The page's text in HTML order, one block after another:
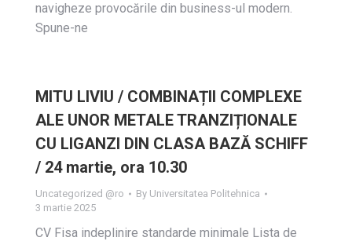
navigheze provocările din business-ul modern.
Spune-ne
MITU LIVIU / COMBINAȚII COMPLEXE
ALE UNOR METALE TRANZIȚIONALE
CU LIGANZI DIN CLASA BAZĂ SCHIFF
/ 24 martie, ora 10.30
Uncategorized @ro By Universitatea Politehnica
3 martie 2025
CV Fisa indeplinire standarde minimale Lista de